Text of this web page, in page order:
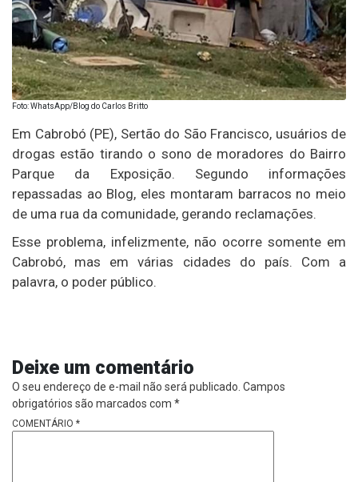
Foto: WhatsApp/Blog do Carlos Britto
Em Cabrobó (PE), Sertão do São Francisco, usuários de
drogas estão tirando o sono de moradores do Bairro
Parque da Exposição. Segundo informações
repassadas ao Blog, eles montaram barracos no meio
de uma rua da comunidade, gerando reclamações.
Esse problema, infelizmente, não ocorre somente em
Cabrobó, mas em várias cidades do país. Com a
palavra, o poder público.
Deixe um comentário
O seu endereço de e-mail não será publicado. Campos
obrigatórios são marcados com *
COMENTÁRIO *